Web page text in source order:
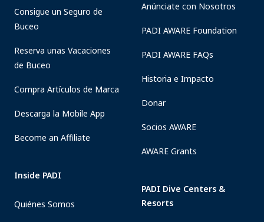
Consigue un Seguro de
Buceo
Reserva unas Vacaciones
de Buceo
Compra Artículos de Marca
Descarga la Mobile App
Become an Affiliate
Inside PADI
Quiénes Somos
Anúnciate con Nosotros
PADI AWARE Foundation
PADI AWARE FAQs
Historia e Impacto
Donar
Socios AWARE
AWARE Grants
PADI Dive Centers &
Resorts